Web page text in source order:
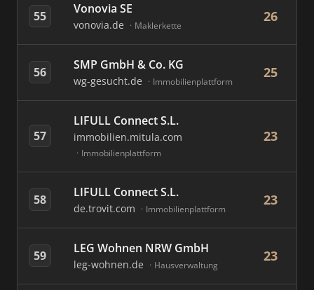
55 Vonovia SE
vonovia.de Maklerkette
26
56 SMP GmbH & Co. KG
wg-gesucht.de Immobilienplattform
25
57
LIFULL Connect S.L.
immobilien.mitula.com
Immobilienplattform
23
58 LIFULL Connect S.L.
de.trovit.com Immobilienplattform
23
59 LEG Wohnen NRW GmbH
leg-wohnen.de Hausverwaltung
23